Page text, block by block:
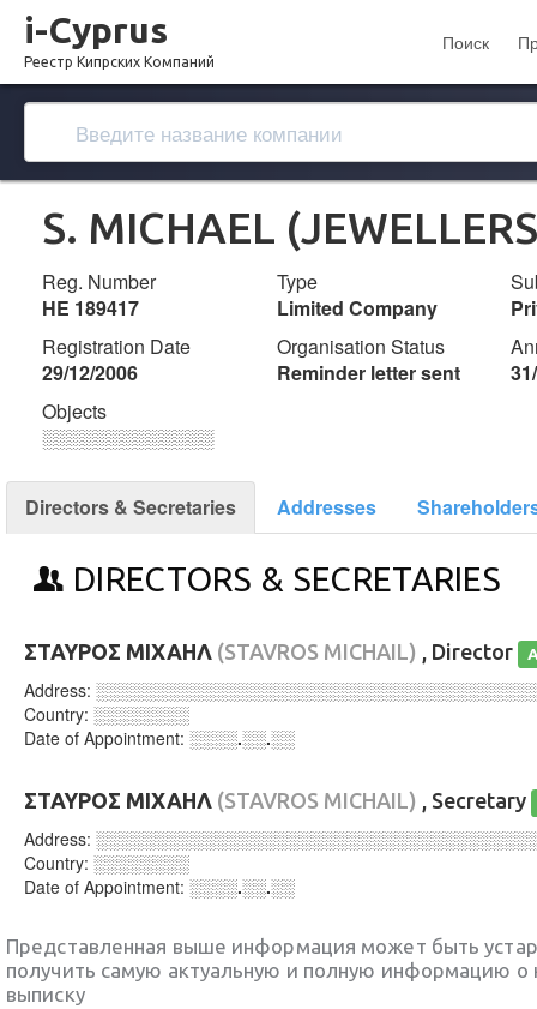
i-Cyprus
Реестр Кипрских Компаний
Поиск
S. MICHAEL
Reg. Number
ΗΕ 189417
Type
Limited Company
Registration Date
29/12/2006
Organisation Status
Reminder letter sent
Objects
░░░░░░░░░░░░░
Directors & Secretaries Addresses
DIRECTORS & SECRETARIES
ΣΤΑΥΡΟΣ ΜΙΧΑΗΛ (STAVROS MICHAIL) , Director
Address:
Country: ░░░░░░░░
Date of Appointment: ░░░░.░░.░░
ΣΤΑΥΡΟΣ ΜΙΧΑΗΛ (STAVROS MICHAIL) , Secretary
Address:
Country: ░░░░░░░░
Date of Appointment: ░░░░.░░.░░
Представленная выше информация может быть
получить самую актуальную и полную информацию о
выписку